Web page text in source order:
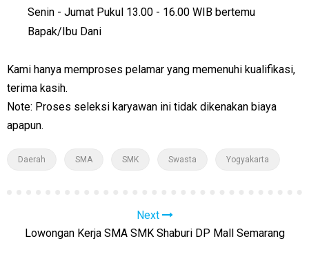
Senin - Jumat Pukul 13.00 - 16.00 WIB bertemu
Bapak/Ibu Dani
Kami hanya memproses pelamar yang memenuhi kualifikasi,
terima kasih.
Note: Proses seleksi karyawan ini tidak dikenakan biaya
apapun.
Daerah SMA SMK Swasta Yogyakarta
Next
Lowongan Kerja SMA SMK Shaburi DP Mall Semarang